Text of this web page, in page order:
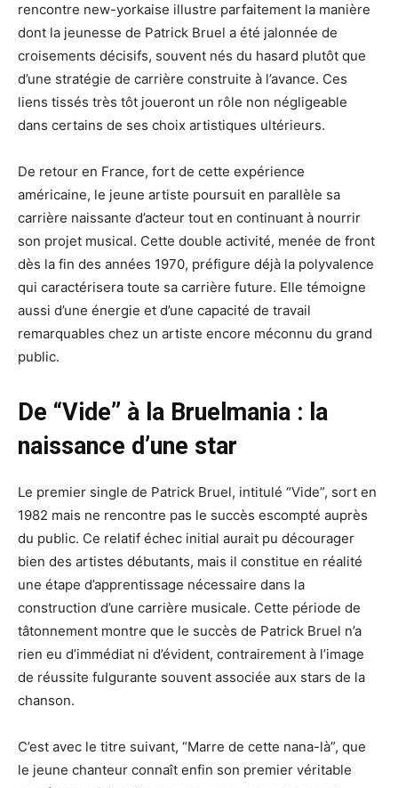
rencontre new-yorkaise illustre parfaitement la manière
dont la jeunesse de Patrick Bruel a été jalonnée de
croisements décisifs, souvent nés du hasard plutôt que
d’une stratégie de carrière construite à l’avance. Ces
liens tissés très tôt joueront un rôle non négligeable
dans certains de ses choix artistiques ultérieurs.
De retour en France, fort de cette expérience
américaine, le jeune artiste poursuit en parallèle sa
carrière naissante d’acteur tout en continuant à nourrir
son projet musical. Cette double activité, menée de front
dès la fin des années 1970, préfigure déjà la polyvalence
qui caractérisera toute sa carrière future. Elle témoigne
aussi d’une énergie et d’une capacité de travail
remarquables chez un artiste encore méconnu du grand
public.
De “Vide” à la Bruelmania : la
naissance d’une star
Le premier single de Patrick Bruel, intitulé “Vide”, sort en
1982 mais ne rencontre pas le succès escompté auprès
du public. Ce relatif échec initial aurait pu décourager
bien des artistes débutants, mais il constitue en réalité
une étape d’apprentissage nécessaire dans la
construction d’une carrière musicale. Cette période de
tâtonnement montre que le succès de Patrick Bruel n’a
rien eu d’immédiat ni d’évident, contrairement à l’image
de réussite fulgurante souvent associée aux stars de la
chanson.
C’est avec le titre suivant, “Marre de cette nana-là”, que
le jeune chanteur connaît enfin son premier véritable